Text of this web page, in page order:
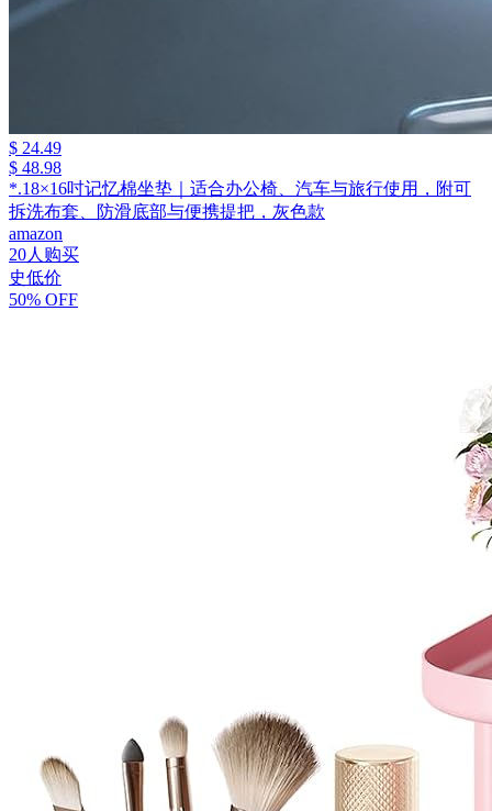
$ 24.49
$ 48.98
*.18×16吋记忆棉坐垫｜适合办公椅、汽车与旅行使用，附可
拆洗布套、防滑底部与便携提把，灰色款
amazon
20人购买
史低价
50% OFF